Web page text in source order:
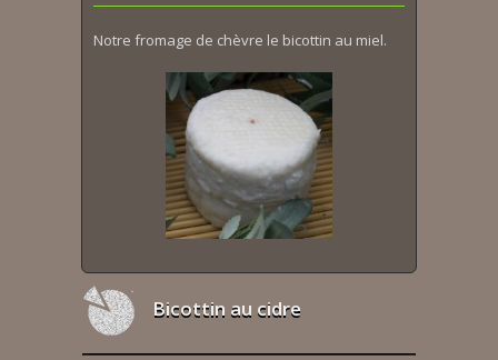
Notre fromage de chèvre le bicottin au miel.
Bicottin au cidre